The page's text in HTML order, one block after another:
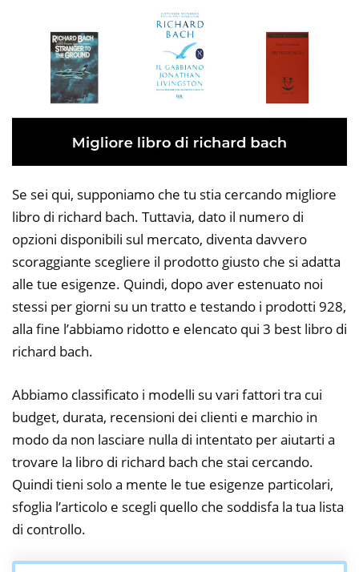
Se sei qui, supponiamo che tu stia cercando migliore
libro di richard bach. Tuttavia, dato il numero di
opzioni disponibili sul mercato, diventa davvero
scoraggiante scegliere il prodotto giusto che si adatta
alle tue esigenze. Quindi, dopo aver estenuato noi
stessi per giorni su un tratto e testando i prodotti 928,
alla fine l’abbiamo ridotto e elencato qui 3 best libro di
richard bach.
Abbiamo classificato i modelli su vari fattori tra cui
budget, durata, recensioni dei clienti e marchio in
modo da non lasciare nulla di intentato per aiutarti a
trovare la libro di richard bach che stai cercando.
Quindi tieni solo a mente le tue esigenze particolari,
sfoglia l’articolo e scegli quello che soddisfa la tua lista
di controllo.